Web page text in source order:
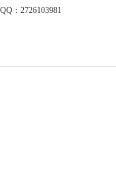
QQ：2726103981